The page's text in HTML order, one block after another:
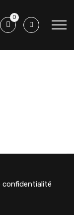
0
confidentialité